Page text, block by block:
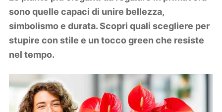
Zodiaco
sono quelle capaci di unire bellezza,
simbolismo e durata. Scopri quali scegliere per
stupire con stile e un tocco green che resiste
nel tempo.